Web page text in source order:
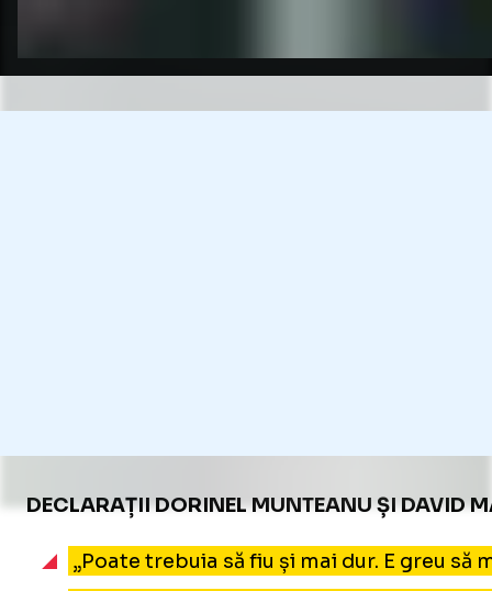
DECLARAȚII DORINEL MUNTEANU ȘI DAVID
„Poate trebuia să fiu și mai dur. E greu